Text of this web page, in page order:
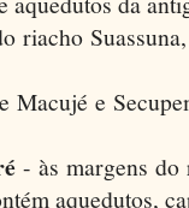
riacho
Macujé e
- às margens
aquedutos,